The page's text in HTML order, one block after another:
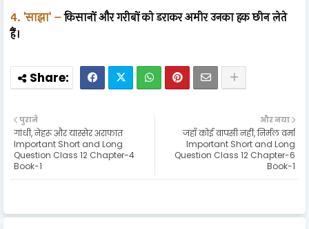
4. 'साझा' –किसानों और गरीबों को डराकर अमीर उनका हक छीन लेते
हैं।
और नया
जहाँ कोई वापसी नहीं, निर्मल वर्मा
Important Short and Long
Question Class 12 Chapter-6
Book-1
पुराने
गांधी, नेहरू और यास्सेर अराफात
Important Short and Long
Question Class 12 Chapter-4
Book-1